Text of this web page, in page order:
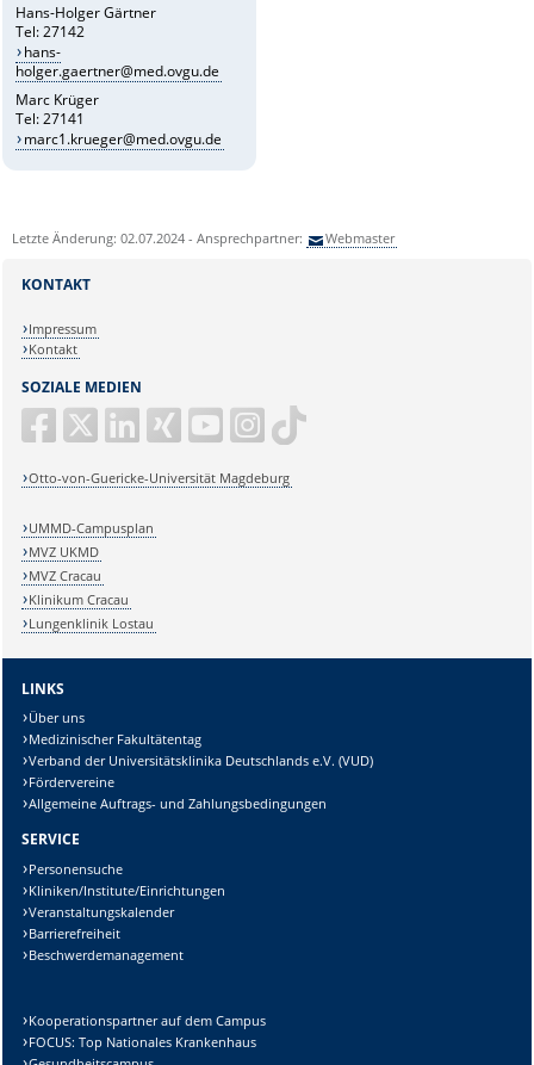
Hans-Holger Gärtner
Tel: 27142
hans-
holger.gaertner@med.ovgu.de
Marc Krüger
Tel: 27141
marc1.krueger@med.ovgu.de
Letzte Änderung: 02.07.2024 - Ansprechpartner: Webmaster
SOZIALE MEDIEN
Otto-von-Guericke-Universität Magdeburg
KONTAKT
Impressum
Kontakt
UMMD-Campusplan
MVZ UKMD
MVZ Cracau
Klinikum Cracau
Lungenklinik Lostau
LINKS
Über uns
Medizinischer Fakultätentag
Verband der Universitätsklinika Deutschlands e.V. (VUD)
Fördervereine
Allgemeine Auftrags- und Zahlungsbedingungen
SERVICE
Personensuche
Kliniken/Institute/Einrichtungen
Veranstaltungskalender
Barrierefreiheit
Beschwerdemanagement
Kooperationspartner auf dem Campus
FOCUS: Top Nationales Krankenhaus